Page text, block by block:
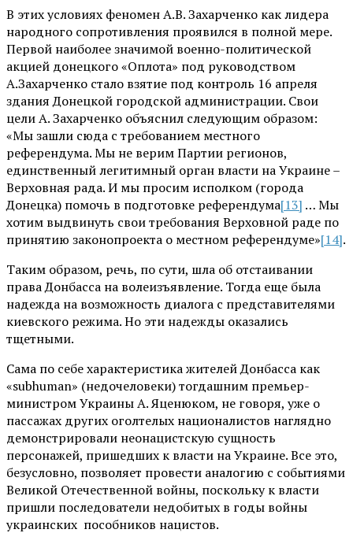
В этих условиях феномен А.В. Захарченко как лидера
народного сопротивления проявился в полной мере.
Первой наиболее значимой военно-политической
акцией донецкого «Оплота» под руководством
А.Захарченко стало взятие под контроль 16 апреля
здания Донецкой городской администрации. Свои
цели А. Захарченко объяснил следующим образом:
«Мы зашли сюда с требованием местного
референдума. Мы не верим Партии регионов,
единственный легитимный орган власти на Украине –
Верховная рада. И мы просим исполком (города
Донецка) помочь в подготовке референдума[13] … Мы
хотим выдвинуть свои требования Верховной раде по
принятию законопроекта о местном референдуме»[14].
Таким образом, речь, по сути, шла об отстаивании
права Донбасса на волеизъявление. Тогда еще была
надежда на возможность диалога с представителями
киевского режима. Но эти надежды оказались
тщетными.
Сама по себе характеристика жителей Донбасса как
«subhuman» (недочеловеки) тогдашним премьер-
министром Украины А. Яценюком, не говоря, уже о
пассажах других оголтелых националистов наглядно
демонстрировали неонацистскую сущность
персонажей, пришедших к власти на Украине. Все это,
безусловно, позволяет провести аналогию с событиями
Великой Отечественной войны, поскольку к власти
пришли последователи недобитых в годы войны
украинских пособников нацистов.